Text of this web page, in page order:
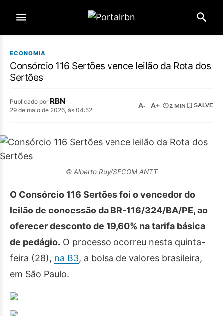
ECONOMIA
Consórcio 116 Sertões vence leilão da Rota dos
Sertões
Publicado por RBN
29 de maio de 2026, às 04:52
A- A+ 2 MIN SALVE
© Alberto Ruy/SECOM ANTT
O Consórcio 116 Sertões foi o vencedor do
leilão de concessão da BR-116/324/BA/PE, ao
oferecer desconto de 19,60% na tarifa básica
de pedágio. O processo ocorreu nesta quinta-
feira (28), na B3, a bolsa de valores brasileira,
em São Paulo.